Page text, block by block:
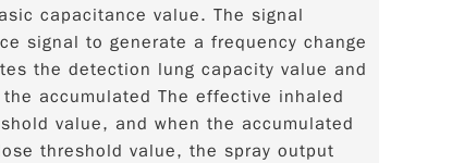
capacitance value. The signal
signal to generate a frequency change
the detection lung capacity value and
accumulated The effective inhaled
value, and when the accumulated
threshold value, the spray output